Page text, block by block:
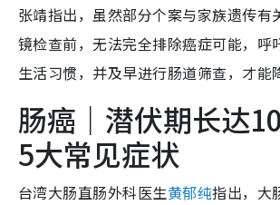
张靖指出，虽然部分个案与家族遗传有
镜检查前，无法完全排除癌症可能，呼
生活习惯，并及早进行肠道筛查，才能
肠癌｜潜伏期长达
5大常见症状
台湾大肠直肠外科医生黄郁纯指出，大